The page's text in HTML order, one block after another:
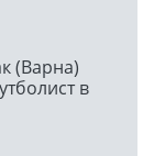
(Варна)
в